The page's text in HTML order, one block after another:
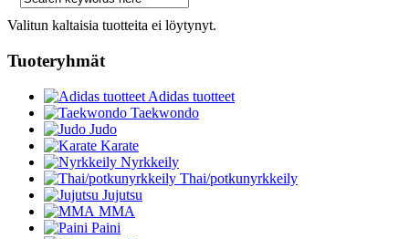
Valitun kaltaisia tuotteita ei löytynyt.
Tuoteryhmät
Adidas tuotteet
Taekwondo
Judo
Karate
Nyrkkeily
Thai/potkunyrkkeily
Jujutsu
MMA
Paini